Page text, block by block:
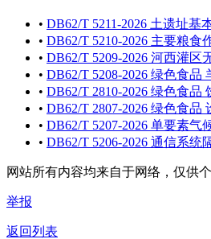
• DB62/T 5211-2026 土遗址基
• DB62/T 5210-2026 主要粮
• DB62/T 5209-2026 河西灌
• DB62/T 5208-2026 绿色食
• DB62/T 2810-2026 绿色食品
• DB62/T 2807-2026 绿色食
• DB62/T 5207-2026 单要素
• DB62/T 5206-2026 通信系统
网站所有内容均来自于网络，仅供
举报
返回列表